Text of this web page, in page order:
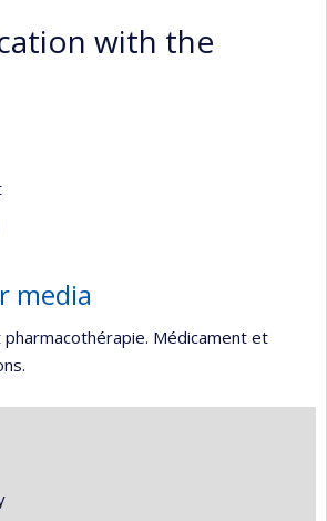
with the
media
Médicament et